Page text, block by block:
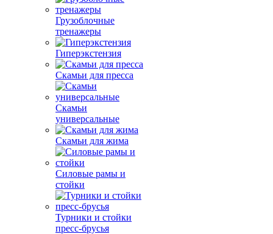
Грузоблочные
тренажеры
Гиперэкстензия
Скамьи для пресса
Скамьи
универсальные
Скамьи для жима
Силовые рамы и
стойки
Турники и стойки
пресс-брусья